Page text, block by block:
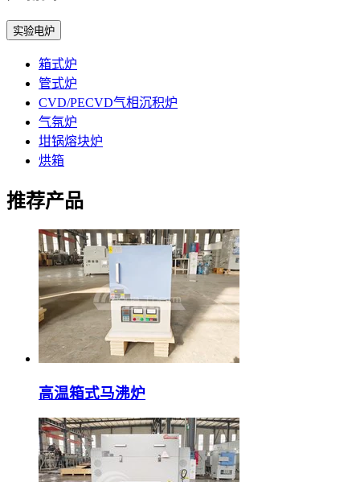
实验电炉
箱式炉
管式炉
CVD/PECVD气相沉积炉
气氛炉
坩锅熔块炉
烘箱
推荐产品
高温箱式马沸炉